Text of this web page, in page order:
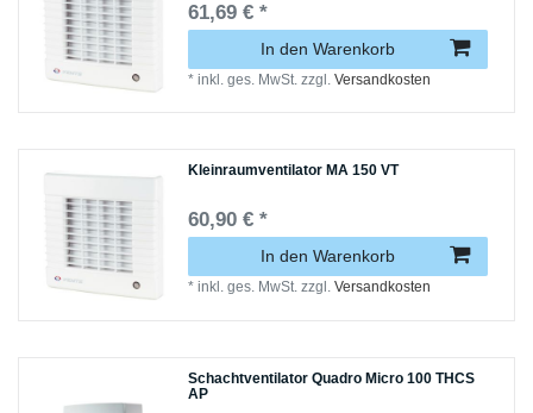
61,69 € *
In den Warenkorb
*inkl. ges. MwSt. zzgl.Versandkosten
Kleinraumventilator MA 150 VT
60,90 € *
In den Warenkorb
*inkl. ges. MwSt. zzgl.Versandkosten
Schachtventilator Quadro Micro 100 THCS
AP